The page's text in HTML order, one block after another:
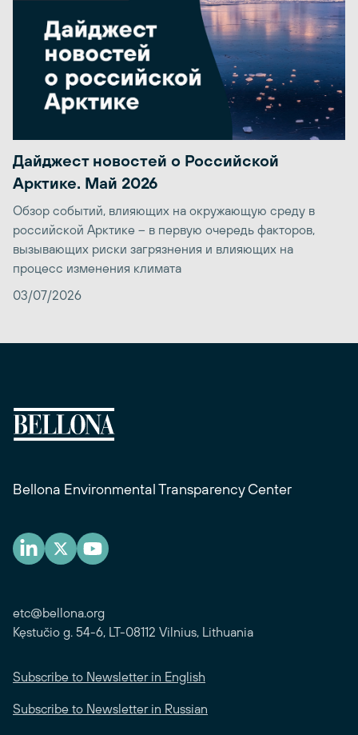
Дайджест новостей о Российской
Арктике. Май 2026
Обзор событий, влияющих на окружающую среду в
российской Арктике – в первую очередь факторов,
вызывающих риски загрязнения и влияющих на
процесс изменения климата
03/07/2026
Bellona Environmental Transparency Center
etc@bellona.org
Kęstučio g. 54-6, LT-08112 Vilnius, Lithuania
Subscribe to Newsletter in English
Subscribe to Newsletter in Russian